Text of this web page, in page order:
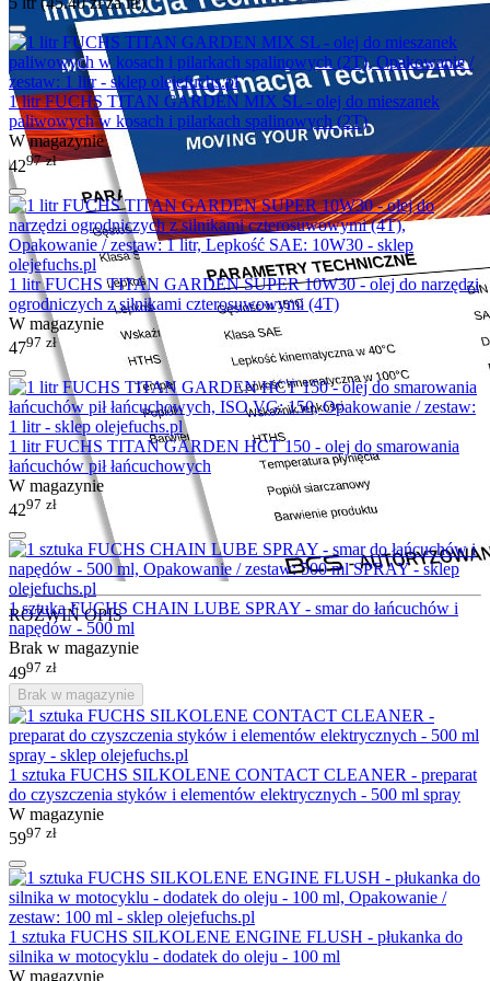
ROZWIŃ OPIS
1 litr FUCHS TITAN GARDEN MIX SL - olej do mieszanek
paliwowych w kosach i pilarkach spalinowych (2T)
W magazynie
4297 zł
1 litr FUCHS TITAN GARDEN SUPER 10W30 - olej do narzędzi
ogrodniczych z silnikami czterosuwowymi (4T)
W magazynie
4797 zł
1 litr FUCHS TITAN GARDEN HCT 150 - olej do smarowania
łańcuchów pił łańcuchowych
W magazynie
4297 zł
1 sztuka FUCHS CHAIN LUBE SPRAY - smar do łańcuchów i
napędów - 500 ml
Brak w magazynie
4997 zł
Brak w magazynie
1 sztuka FUCHS SILKOLENE CONTACT CLEANER - preparat
do czyszczenia styków i elementów elektrycznych - 500 ml spray
W magazynie
5997 zł
1 sztuka FUCHS SILKOLENE ENGINE FLUSH - płukanka do
silnika w motocyklu - dodatek do oleju - 100 ml
W magazynie